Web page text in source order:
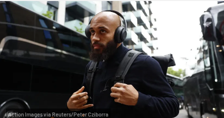
Action Images via Reuters/Peter Cziborra